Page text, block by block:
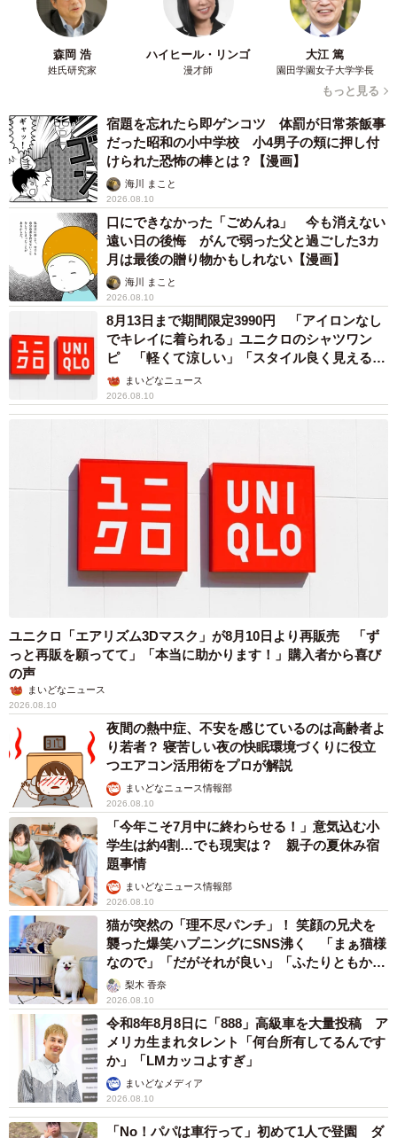
森岡 浩
姓氏研究家
ハイヒール・リンゴ
漫才師
大江 篤
園田学園女子大学学長
もっと見る
宿題を忘れたら即ゲンコツ 体罰が日常茶飯事
だった昭和の小中学校 小4男子の頬に押し付
けられた恐怖の棒とは？【漫画】
海川 まこと
2026.08.10
口にできなかった「ごめんね」 今も消えない
遠い日の後悔 がんで弱った父と過ごした3カ
月は最後の贈り物かもしれない【漫画】
海川 まこと
2026.08.10
8月13日まで期間限定3990円 「アイロンなし
でキレイに着られる」ユニクロのシャツワン
ピ 「軽くて涼しい」「スタイル良く見える」
の声まいどなニュース
2026.08.10
ユニクロ「エアリズム3Dマスク」が8月10日より再販売 「ず
っと再販を願ってて」「本当に助かります！」購入者から喜び
の声
まいどなニュース
2026.08.10
夜間の熱中症、不安を感じているのは高齢者よ
り若者？ 寝苦しい夜の快眠環境づくりに役立
つエアコン活用術をプロが解説
まいどなニュース情報部
2026.08.10
「今年こそ7月中に終わらせる！」意気込む小
学生は約4割…でも現実は？ 親子の夏休み宿
題事情
まいどなニュース情報部
2026.08.10
猫が突然の「理不尽パンチ」！ 笑顔の兄犬を
襲った爆笑ハプニングにSNS沸く 「まぁ猫様
なので」「だがそれが良い」「ふたりともかわ
いいね」
梨木 香奈
2026.08.10
令和8年8月8日に「888」高級車を大量投稿 ア
メリカ生まれタレント「何台所有してるんです
か」「LMカッコよすぎ」
まいどなメディア
2026.08.10
「No！パパは車行って」初めて1人で登園 ダ